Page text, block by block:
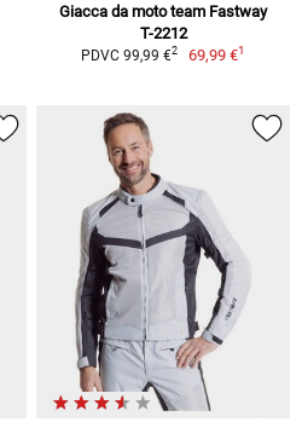
Giacca da moto team Fastway
T-2212
PDVC 99,99 €2 69,99 €1